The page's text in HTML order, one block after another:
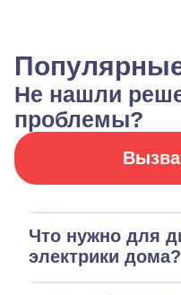
Не нашли
проблемы?
Что нужно для
электрики дома?